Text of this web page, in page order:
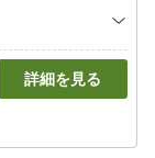
詳細を見る